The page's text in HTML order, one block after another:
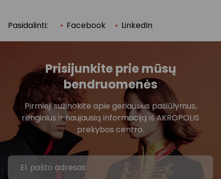
Pasidalinti: Facebook LinkedIn
Prisijunkite prie mūsų
bendruomenės
Pirmieji sužinokite apie geriausius pasiūlymus,
renginius ir naujausią informaciją iš AKROPOLIS
prekybos centro.